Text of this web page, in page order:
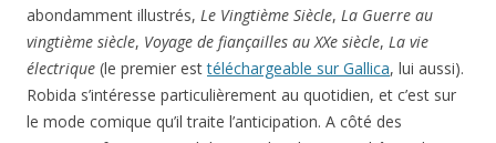
abondamment illustrés, Le Vingtième Siècle, La Guerre au
vingtième siècle, Voyage de fiançailles au XXe siècle, La vie
électrique (le premier esttéléchargeable sur Gallica, lui aussi).
Robida s’intéresse particulièrement au quotidien, et c’est sur
le mode comique qu’il traite l’anticipation. A côté des